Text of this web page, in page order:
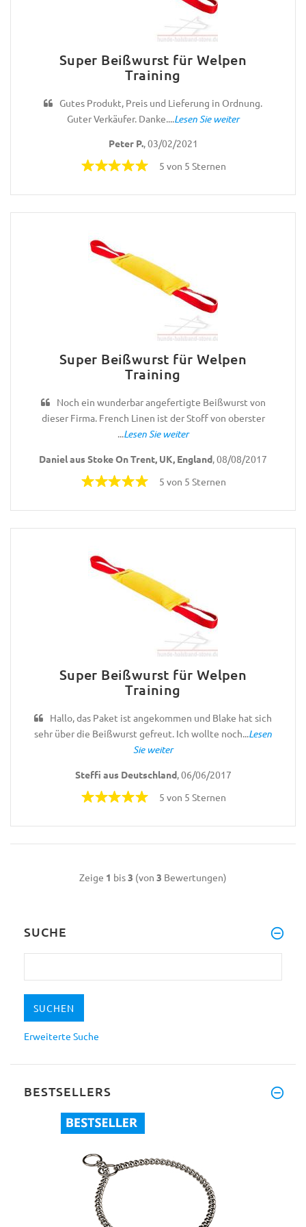
Super Beißwurst für Welpen
Training
Gutes Produkt, Preis und Lieferung in Ordnung.
Guter Verkäufer. Danke....Lesen Sie weiter
Peter P., 03/02/2021
5 von 5 Sternen
Super Beißwurst für Welpen
Training
Noch ein wunderbar angefertigte Beißwurst von
dieser Firma. French Linen ist der Stoff von oberster
...Lesen Sie weiter
Daniel aus Stoke On Trent, UK, England, 08/08/2017
5 von 5 Sternen
Super Beißwurst für Welpen
Training
Hallo, das Paket ist angekommen und Blake hat sich
sehr über die Beißwurst gefreut. Ich wollte noch...Lesen
Sie weiter
Steffi aus Deutschland, 06/06/2017
5 von 5 Sternen
Zeige 1 bis3 (von 3 Bewertungen)
SUCHE
Erweiterte Suche
BESTSELLERS